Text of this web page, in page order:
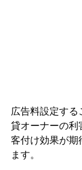
広告料設定す
貸オーナーの利
客付け効果が期
ます。